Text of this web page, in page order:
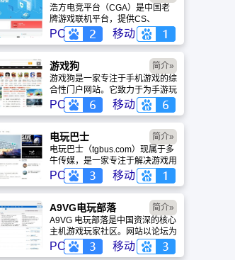
浩方电竞平台（CGA）是中国老
牌游戏联机平台，提供CS、
War3、星际争霸等经典游戏的稳
定联机服务。重温DOTA1的激情
岁月，找回当年的战友。同时提供
最新CGA电竞赛事资讯及热门页
游入口，致敬中国电竞的黄金时
代。
PC 移动
游戏狗
游戏狗是一家专注于手机游戏的综
合性门户网站。它致力于为手游玩
家提供最新、最全的游戏资讯、攻
略、评测及视频等内容，是国内较
早一批专注于移动游戏领域的垂直
媒体。
PC 移动
简介»
电玩巴士
电玩巴士（tgbus.com）现属于多
牛传媒，是一家专注于解决游戏用
户需求的综合性游戏门户网站，电
玩巴士是一个全面的综合性游戏门
户，专注于为全球玩家提供主机、
PC及移动端游戏的全方位资讯。
PC 移动
简介»
A9VG电玩部落
A9VG 电玩部落是中国资深的核心
主机游戏玩家社区。网站以论坛为
核心，提供全面的主机游戏资讯、
攻略和资料库，覆盖
PC 移动
简介»